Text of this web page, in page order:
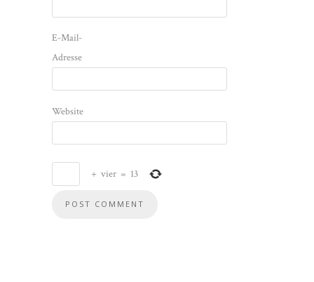
E-Mail-
Adresse
Website
+ vier = 13